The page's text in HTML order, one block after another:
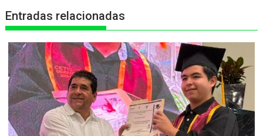
p
k
e
Entradas relacionadas